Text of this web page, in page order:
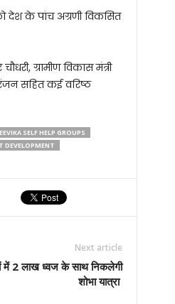
देश के पांच अग्रणी विकसित
ग्रामीण विकास मंत्री
सहित कई वरिष्ठ
SELF HELP GROUPS
DEVELOPMENT
Next article
में 2 लाख ध्वज के साथ निकलेगी
शोभा यात्रा